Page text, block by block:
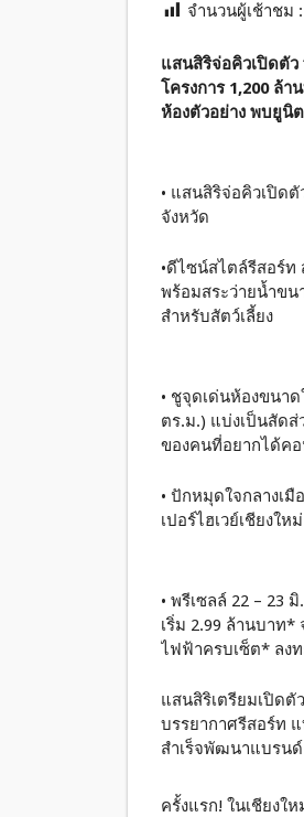
จำนวนผู้เช้าชม :
แสนสิริจ่อคิวเปิดตัว
โครงการ 1,200 ล้า
ห้องตัวอย่าง พบยูนิ
• แสนสิริจ่อคิวเปิดตั
จังหวัด
•ดีไซน์สไตล์รีสอร์ท
พร้อมสระว่ายน้ำขน
สำหรับสัตว์เลี้ยง
• ชูจุดเด่นห้องขนา
ตร.ม.) แบ่งเป็นสัด
ของคนที่อยากได้ค
• ปักหมุดใจกลางเมื
เปอร์ไฮเวย์เชียงใ
• พรีเซลล์ 22 – 23
เริ่ม 2.99 ล้านบาท
ไฟฟ้าครบเซ็ต* ลง
แสนสิริเตรียมเปิดตั
บรรยากาศรีสอร์ท
สำเร็จพัฒนาแบรนด์
ครั้งแรก! ในเชียงใ